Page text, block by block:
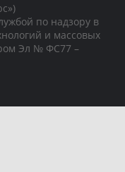
по надзору в
и массовых
Эл № ФС77 –